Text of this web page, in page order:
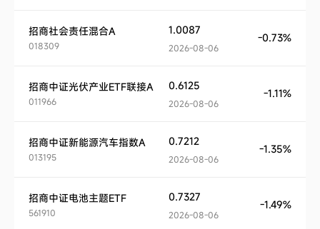
招商社会责任混合A
018309
1.0087
2026-08-06
-0.73%
招商中证光伏产业ETF联接A
011966
0.6125
2026-08-06
-1.11%
招商中证新能源汽车指数A
013195
0.7212
2026-08-06
-1.35%
招商中证电池主题ETF
561910
0.7327
2026-08-06
-1.49%